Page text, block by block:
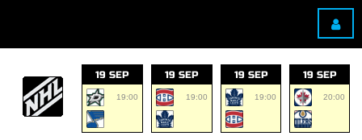
19 SEP
19:00
19 SEP
19:00
19 SEP
19:00
19 SEP
20:00